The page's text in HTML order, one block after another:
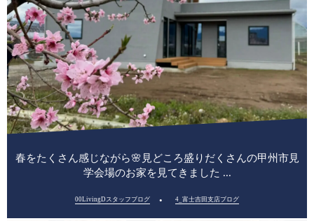
春をたくさん感じながら🌸見どころ盛りだくさんの甲州市見
学会場のお家を見てきました ...
00LivingDスタッフブログ 4_富士吉田支店ブログ